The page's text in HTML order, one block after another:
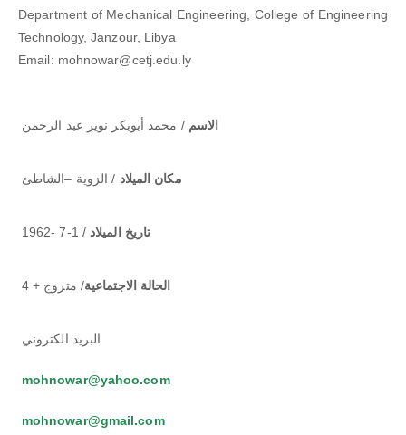
Department of Mechanical Engineering, College of Engineering
Technology, Janzour, Libya
Email: mohnowar@cetj.edu.ly
الاسم / محمد أبوبكر نوير عبد الرحمن
مكان الميلاد / الزوية –الشاطئ
تاريخ الميلاد / 1-7 -1962
الحالة الاجتماعية/ متزوج + 4
البريد الكتروني
mohnowar@yahoo.com
mohnowar@gmail.com